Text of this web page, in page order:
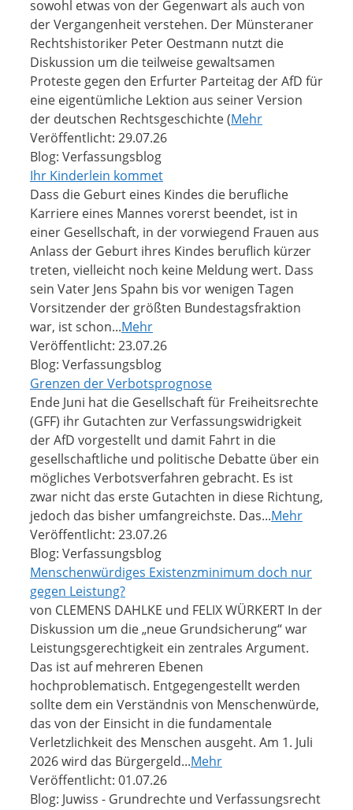
sowohl etwas von der Gegenwart als auch von
der Vergangenheit verstehen. Der Münsteraner
Rechtshistoriker Peter Oestmann nutzt die
Diskussion um die teilweise gewaltsamen
Proteste gegen den Erfurter Parteitag der AfD für
eine eigentümliche Lektion aus seiner Version
der deutschen Rechtsgeschichte (Mehr
Veröffentlicht: 29.07.26
Blog: Verfassungsblog
Ihr Kinderlein kommet
Dass die Geburt eines Kindes die berufliche
Karriere eines Mannes vorerst beendet, ist in
einer Gesellschaft, in der vorwiegend Frauen aus
Anlass der Geburt ihres Kindes beruflich kürzer
treten, vielleicht noch keine Meldung wert. Dass
sein Vater Jens Spahn bis vor wenigen Tagen
Vorsitzender der größten Bundestagsfraktion
war, ist schon...Mehr
Veröffentlicht: 23.07.26
Blog: Verfassungsblog
Grenzen der Verbotsprognose
Ende Juni hat die Gesellschaft für Freiheitsrechte
(GFF) ihr Gutachten zur Verfassungswidrigkeit
der AfD vorgestellt und damit Fahrt in die
gesellschaftliche und politische Debatte über ein
mögliches Verbotsverfahren gebracht. Es ist
zwar nicht das erste Gutachten in diese Richtung,
jedoch das bisher umfangreichste. Das...Mehr
Veröffentlicht: 23.07.26
Blog: Verfassungsblog
Menschenwürdiges Existenzminimum doch nur
gegen Leistung?
von CLEMENS DAHLKE und FELIX WÜRKERT In der
Diskussion um die „neue Grundsicherung“ war
Leistungsgerechtigkeit ein zentrales Argument.
Das ist auf mehreren Ebenen
hochproblematisch. Entgegengestellt werden
sollte dem ein Verständnis von Menschenwürde,
das von der Einsicht in die fundamentale
Verletzlichkeit des Menschen ausgeht. Am 1. Juli
2026 wird das Bürgergeld...Mehr
Veröffentlicht: 01.07.26
Blog: Juwiss - Grundrechte und Verfassungsrecht